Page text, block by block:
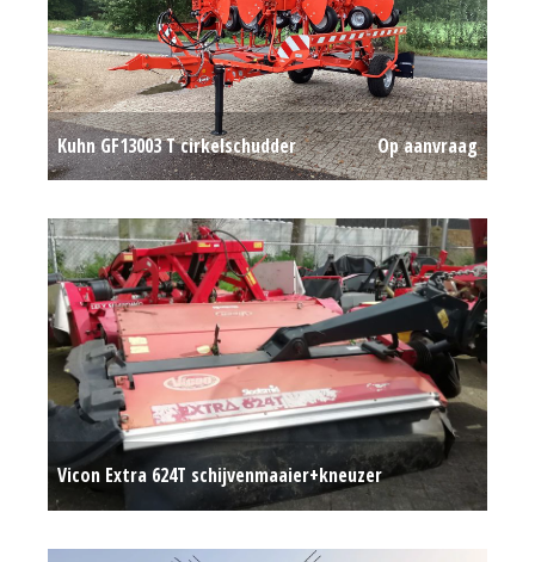
Kuhn GF13003 T cirkelschudder Op aanvraag
Vicon Extra 624T schijvenmaaier+kneuzer